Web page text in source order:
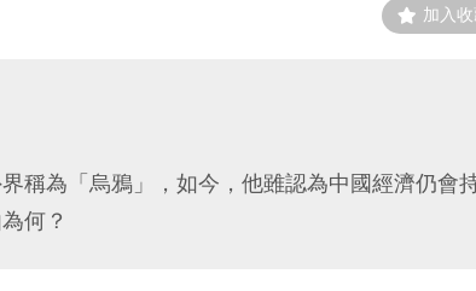
加入
稱為「烏鴉」，如今，他雖認為中國經濟仍會
何？